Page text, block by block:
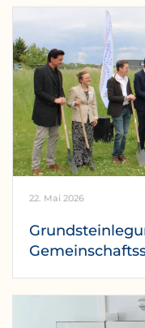
22. Mai 2026